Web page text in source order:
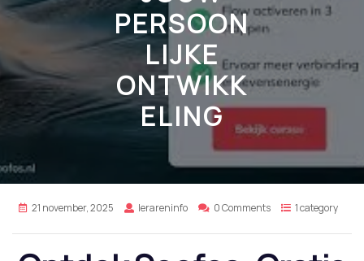
PERSOON
LIJKE
ONTWIKK
ELING
21 november, 2025 lerareninfo 0 Comments 1 category